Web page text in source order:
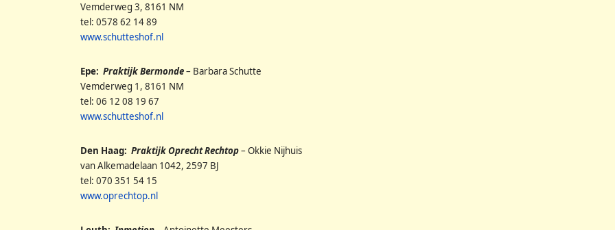
Vemderweg 3, 8161 NM
tel: 0578 62 14 89
www.schutteshof.nl
Epe: Praktijk Bermonde– Barbara Schutte
Vemderweg 1, 8161 NM
tel: 06 12 08 19 67
www.schutteshof.nl
Den Haag: Praktijk Oprecht Rechtop– Okkie Nijhuis
van Alkemadelaan 1042, 2597 BJ
tel: 070 351 54 15
www.oprechtop.nl